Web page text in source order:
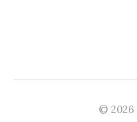
© 2026